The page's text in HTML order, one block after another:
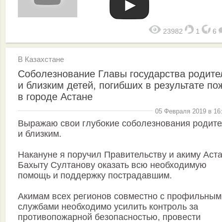
23982 1 6
В Казахстане
Соболезнование Главы государства
и близким детей, погибших в результате
в городе Астане
05 Февраля 2019 в
Выражаю свои глубокие соболезнования
и близким.
Накануне я поручил Правительству и акиму
Бахыту Султанову оказать всю необходимую
помощь и поддержку пострадавшим.
Акимам всех регионов совместно с
службами необходимо усилить контроль за
противопожарной безопасностью, провести